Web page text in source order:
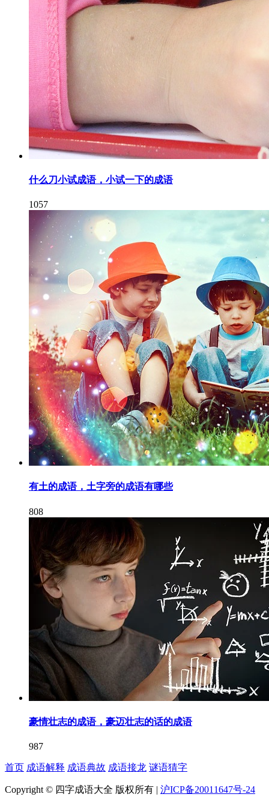
什么刀小试成语，小试一下的成语
1057
有土的成语，土字旁的成语有哪些
808
豪情壮志的成语，豪迈壮志的话的成语
987
首页 成语解释 成语典故 成语接龙 谜语猜字
Copyright © 四字成语大全 版权所有 | 沪ICP备20011647号-24